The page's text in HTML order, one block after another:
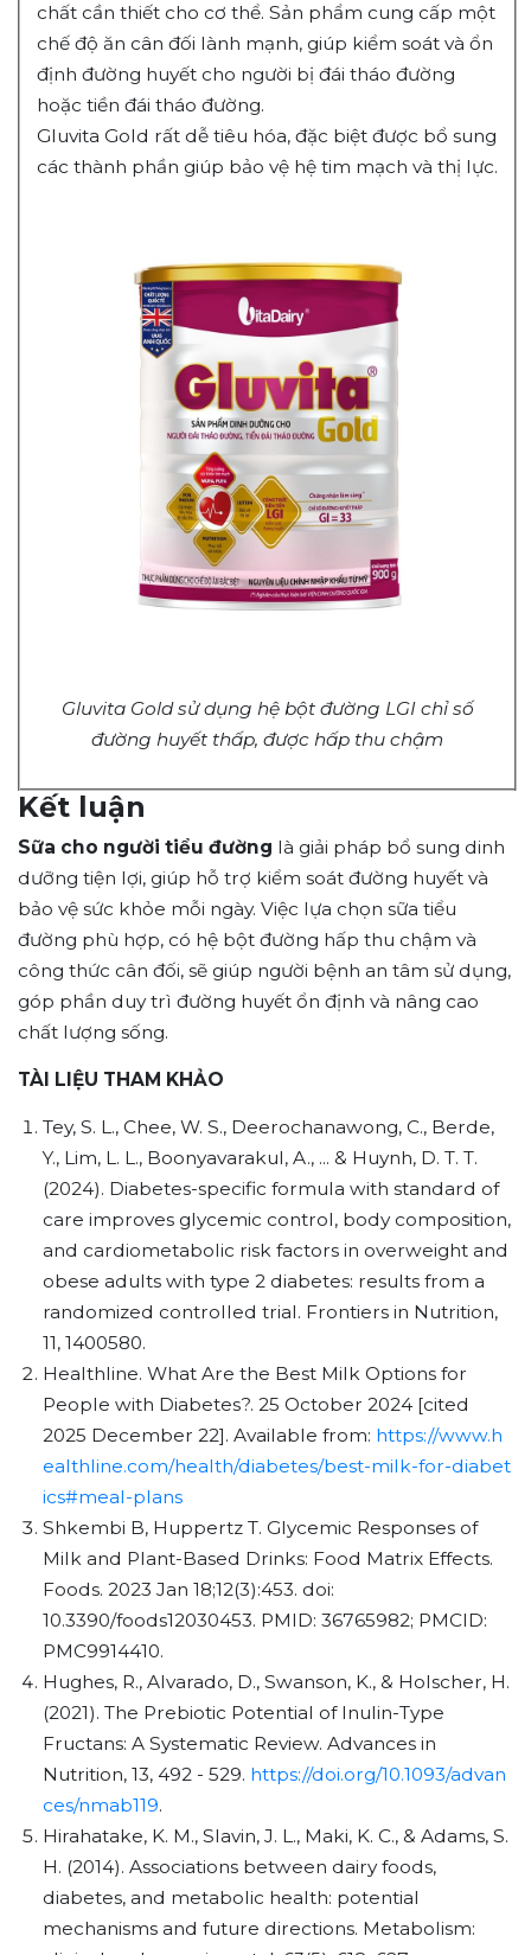
chất cần thiết cho cơ thể. Sản phẩm cung cấp một
chế độ ăn cân đối lành mạnh, giúp kiểm soát và ổn
định đường huyết cho người bị đái tháo đường
hoặc tiền đái tháo đường.
Gluvita Gold rất dễ tiêu hóa, đặc biệt được bổ sung
các thành phần giúp bảo vệ hệ tim mạch và thị lực.
Gluvita Gold sử dụng hệ bột đường LGI chỉ số
đường huyết thấp, được hấp thu chậm
Kết luận
Sữa cho người tiểu đường là giải pháp bổ sung dinh
dưỡng tiện lợi, giúp hỗ trợ kiểm soát đường huyết và
bảo vệ sức khỏe mỗi ngày. Việc lựa chọn sữa tiểu
đường phù hợp, có hệ bột đường hấp thu chậm và
công thức cân đối, sẽ giúp người bệnh an tâm sử dụng,
góp phần duy trì đường huyết ổn định và nâng cao
chất lượng sống.
TÀI LIỆU THAM KHẢO
Tey, S. L., Chee, W. S., Deerochanawong, C., Berde,
Y., Lim, L. L., Boonyavarakul, A., ... & Huynh, D. T. T.
(2024). Diabetes-specific formula with standard of
care improves glycemic control, body composition,
and cardiometabolic risk factors in overweight and
obese adults with type 2 diabetes: results from a
randomized controlled trial. Frontiers in Nutrition,
11, 1400580.
Healthline. What Are the Best Milk Options for
People with Diabetes?. 25 October 2024 [cited
2025 December 22]. Available from: https://www.h
ealthline.com/health/diabetes/best-milk-for-diabet
ics#meal-plans
Shkembi B, Huppertz T. Glycemic Responses of
Milk and Plant-Based Drinks: Food Matrix Effects.
Foods. 2023 Jan 18;12(3):453. doi:
10.3390/foods12030453. PMID: 36765982; PMCID:
PMC9914410.
Hughes, R., Alvarado, D., Swanson, K., & Holscher, H.
(2021). The Prebiotic Potential of Inulin-Type
Fructans: A Systematic Review. Advances in
Nutrition, 13, 492 - 529. https://doi.org/10.1093/advan
ces/nmab119.
Hirahatake, K. M., Slavin, J. L., Maki, K. C., & Adams, S.
H. (2014). Associations between dairy foods,
diabetes, and metabolic health: potential
mechanisms and future directions. Metabolism: